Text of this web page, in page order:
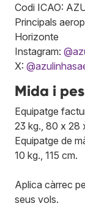
Codi ICAO:
Principals
Horizonte
Instagram:
X:
Mida i
Equipatge
23 kg., 80 x 28
Equipatge de
10 kg., 115 cm.
Aplica càrrec
seus vols.